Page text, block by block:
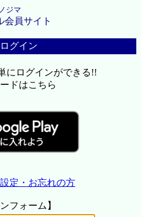
ノジマ
会員サイト
グイン
にログインができる!!
ドはこちら
定・お忘れの方
フォーム】